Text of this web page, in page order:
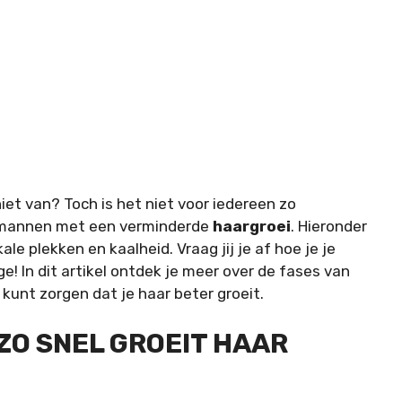
van? Toch is het niet voor iedereen zo
met een verminderde haargroei. Hieronder
plekken en kaalheid. Vraag jij je af hoe je je
In dit artikel ontdek je meer over de fases van
zorgen dat je haar beter groeit.
SNEL GROEIT HAAR